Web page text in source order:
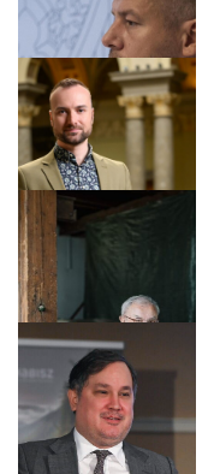
Energia
Támogatói tartalom
Családi
vállalkozások